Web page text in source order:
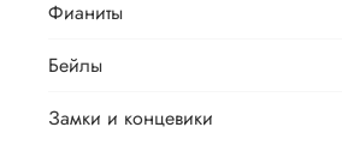
Фианиты
Бейлы
Замки и концевики